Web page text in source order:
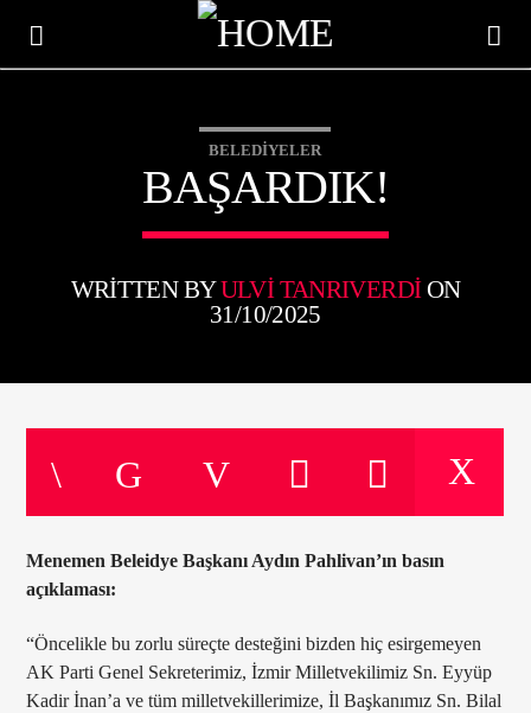
TITLE
ARTIST
ŞU ANKI PROGRAM
GÜN IŞIRKEN
04:00 06:00
BELEDIYELER
BAŞARDIK!
WRITTEN BYULVI TANRIVERDION
31/10/2025
Menemen Beleidye Başkanı Aydın Pahlivan’ın basın
açıklaması:
“Öncelikle bu zorlu süreçte desteğini bizden hiç esirgemeyen
AK Parti Genel Sekreterimiz, İzmir Milletvekilimiz Sn. Eyyüp
Kadir İnan’a ve tüm milletvekillerimize, İl Başkanımız Sn. Bilal